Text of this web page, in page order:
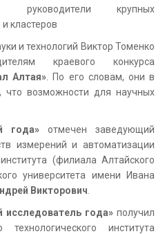
руководители крупных
кластеров
и технологий Виктор Томенко
краевого конкурса
Алтая» . По его словам, они в
что возможности для научных
года» отмечен заведующий
измерений и автоматизации
(филиала Алтайского
университета имени Ивана
Викторович
года» получил
института